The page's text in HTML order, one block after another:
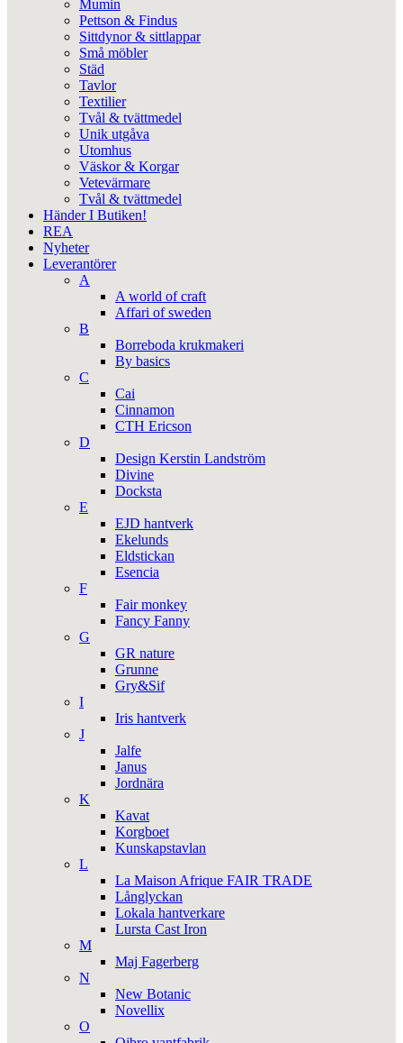
Mumin
Pettson & Findus
Sittdynor & sittlappar
Små möbler
Städ
Tavlor
Textilier
Tvål & tvättmedel
Unik utgåva
Utomhus
Väskor & Korgar
Vetevärmare
Tvål & tvättmedel
Händer I Butiken!
REA
Nyheter
Leverantörer
A
A world of craft
Affari of sweden
B
Borreboda krukmakeri
By basics
C
Cai
Cinnamon
CTH Ericson
D
Design Kerstin Landström
Divine
Docksta
E
EJD hantverk
Ekelunds
Eldstickan
Esencia
F
Fair monkey
Fancy Fanny
G
GR nature
Grunne
Gry&Sif
I
Iris hantverk
J
Jalfe
Janus
Jordnära
K
Kavat
Korgboet
Kunskapstavlan
L
La Maison Afrique FAIR TRADE
Långlyckan
Lokala hantverkare
Lursta Cast Iron
M
Maj Fagerberg
N
New Botanic
Novellix
O